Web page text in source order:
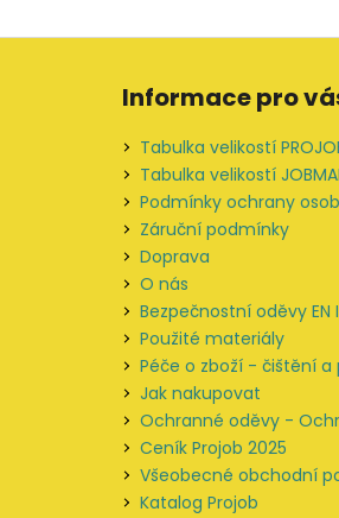
Z
Informace pro
Tabulka velikostí
Tabulka velikostí
Podmínky ochrany
Záruční podmínky
Doprava
O nás
Bezpečnostní oděvy EN
Použité materiály
Péče o zboží - čištění a
Jak nakupovat
Ochranné oděvy -
Ceník Projob 2025
Všeobecné obchodní
Katalog Projob